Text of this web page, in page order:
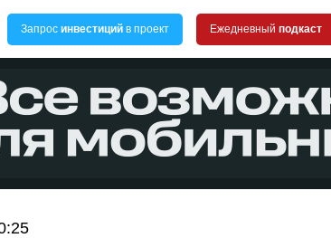
Запрос инвестиций в проект Ежедневный подкаст